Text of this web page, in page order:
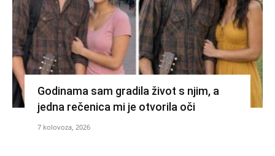
Godinama sam gradila život s njim, a
jedna rečenica mi je otvorila oči
7 kolovoza, 2026